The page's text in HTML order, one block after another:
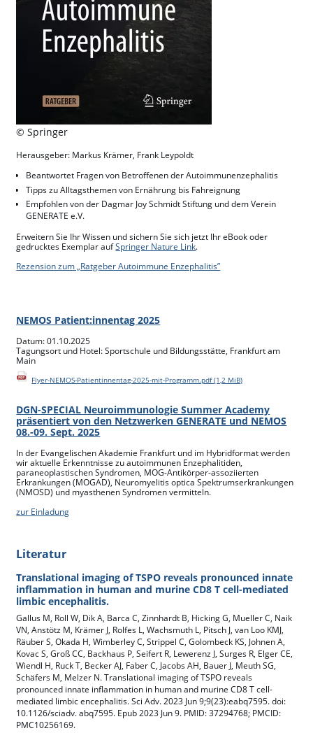
© Springer
Herausgeber: Markus Krämer, Frank Leypoldt
Beantwortet Fragen von Betroffenen der Autoimmunenzephalitis
Tipps zu Alltagsthemen von Ernährung bis Fahreignung
Empfohlen von der Dagmar Joy Schmidt Stiftung und dem Verein
GENERATE e.V.
Erweitern Sie Ihr Wissen und sichern Sie sich jetzt Ihr eBook oder
gedrucktes Exemplar aufSpringer Nature Link.
Rezension zum „Ratgeber Autoimmune Enzephalitis”
NEMOS Patient:innentag 2025
Datum: 01.10.2025
Tagungsort und Hotel: Sportschule und Bildungsstätte, Frankfurt am
Main
Flyer-NEMOS-Patientinnentag-2025-mit-Programm.pdf(1,2 MiB)
DGN-SPECIAL Neuroimmunologie Summer Academy
präsentiert von den Netzwerken GENERATE und NEMOS
08.-09. Sept. 2025
In der Evangelischen Akademie Frankfurt und im Hybridformat werden
wir aktuelle Erkenntnisse zu autoimmunen Enzephalitiden,
paraneoplastischen Syndromen, MOG-Antikörper-assoziierten
Erkrankungen (MOGAD), Neuromyelitis optica Spektrumserkrankungen
(NMOSD) und myasthenen Syndromen vermitteln.
zur Einladung
Literatur
Translational imaging of TSPO reveals pronounced innate
inflammation in human and murine CD8 T cell-mediated
limbic encephalitis.
Gallus M, Roll W, Dik A, Barca C, Zinnhardt B, Hicking G, Mueller C, Naik
VN, Anstötz M, Krämer J, Rolfes L, Wachsmuth L, Pitsch J, van Loo KMJ,
Räuber S, Okada H, Wimberley C, Strippel C, Golombeck KS, Johnen A,
Kovac S, Groß CC, Backhaus P, Seifert R, Lewerenz J, Surges R, Elger CE,
Wiendl H, Ruck T, Becker AJ, Faber C, Jacobs AH, Bauer J, Meuth SG,
Schäfers M, Melzer N. Translational imaging of TSPO reveals
pronounced innate inflammation in human and murine CD8 T cell-
mediated limbic encephalitis. Sci Adv. 2023 Jun 9;9(23):eabq7595. doi:
10.1126/sciadv. abq7595. Epub 2023 Jun 9. PMID: 37294768; PMCID:
PMC10256169.